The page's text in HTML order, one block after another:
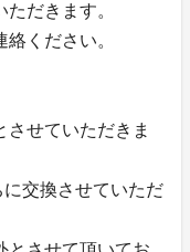
だきます。
ください。
せていただきま
交換させていただ